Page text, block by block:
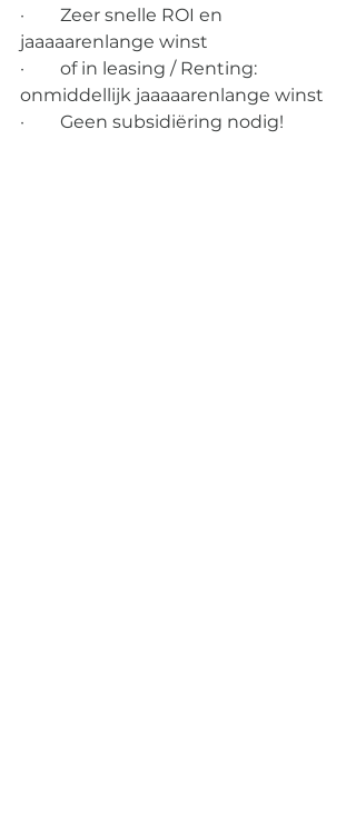
·        Zeer snelle ROI en
jaaaaarenlange winst
·        of in leasing / Renting:
onmiddellijk jaaaaarenlange winst
·        Geen subsidiëring nodig!